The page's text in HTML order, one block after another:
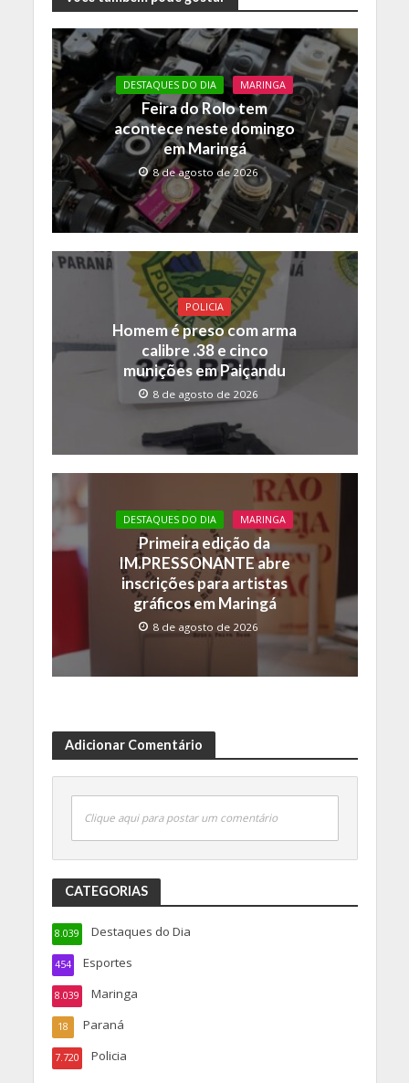
b
o
o
k
er s
A
p
p
y
Li
n
k
DESTAQUES DO DIA MARINGA
Feira do Rolo tem
acontece neste domingo
em Maringá
8 de agosto de 2026
POLICIA
Homem é preso com arma
calibre .38 e cinco
munições em Paiçandu
8 de agosto de 2026
DESTAQUES DO DIA MARINGA
Primeira edição da
IM.PRESSONANTE abre
inscrições para artistas
gráficos em Maringá
8 de agosto de 2026
Adicionar Comentário
Clique aqui para postar um comentário
CATEGORIAS
Destaques do Dia
8.039
Esportes
454
Maringa
8.039
Paraná
18
Policia
7.720